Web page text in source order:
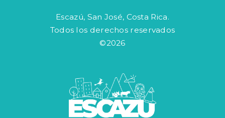
Escazú, San José, Costa Rica.
Todos los derechos reservados
©2026